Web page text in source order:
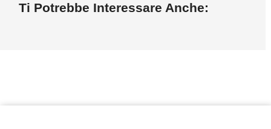
Ti Potrebbe Interessare Anche: